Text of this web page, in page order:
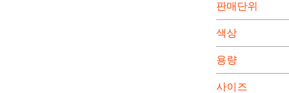
판매단위
색상
용량
사이즈